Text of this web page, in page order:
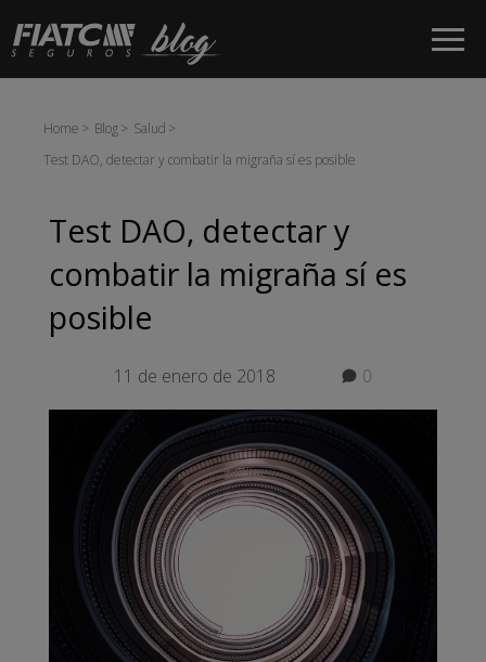
Saltar al contenido principal
Home Blog
Salud
Test DAO, detectar y combatir la migraña sí es posible
Test DAO, detectar y
combatir la migraña sí es
posible
11 de enero de 2018 0